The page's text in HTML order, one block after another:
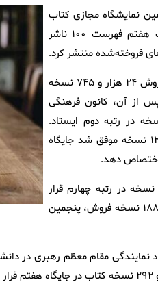
نمایشگاه مجازی کتاب
تهران، ستاد برگزاری نمایشگاه مجازی کتاب هفتم فهرست ۱۰۰ ناشر
فروخته‌شده منتشر کرد.
بر اساس آمار، انتشارات انقلاب اسلامی با فروش ۲۴ هزار و ۷۴۵ نسخه
از آن، کانون فرهنگی
قلم‌چی با فروش ۲۴ هزار و ۴۱۱ نسخه در رتبه دوم ایستاد.
انتشارات قدیانی نیز با فروش ۲۲ هزار و ۱۲۳ نسخه موفق شد جایگاه
دهد.
انتشارات امیرکبیر با فروش ۱۶ هزار و ۵۷۴ نسخه در رتبه چهارم قرار
گرفت و انتشارات فنی ایران نیز با ۱۴ هزار و ۱۸۸ نسخه فروش، پنجمین